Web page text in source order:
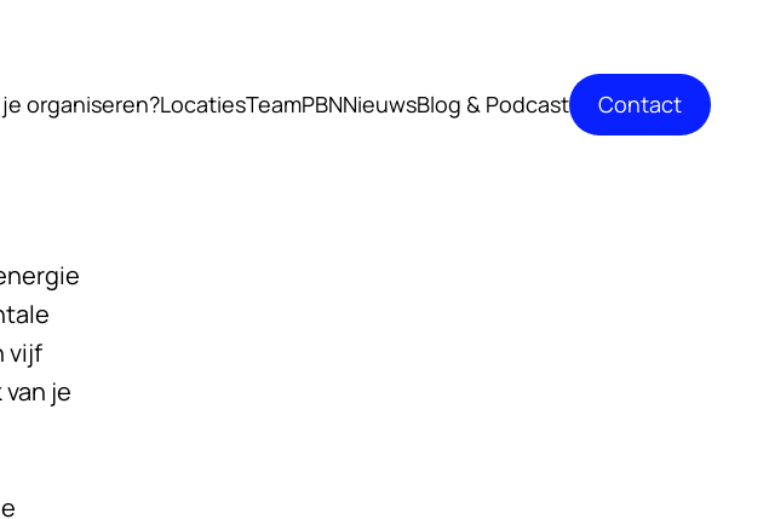
organiseren?LocatiesTeamPBNNieuwsBlog & Podcast Contact
vijf
je